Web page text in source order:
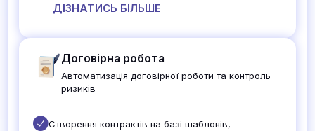
ДІЗНАТИСЬ БІЛЬШЕ
Договірна робота
Автоматизація договірної роботи та контроль
ризиків
Створення контрактів на базі шаблонів,